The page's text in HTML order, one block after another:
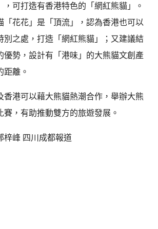
，可打造有香港特色的「網紅熊貓」。
「花花」是「頂流」，認為香港也可以
別之處，打造「網紅熊貓」；又建議結
優勢，設計有「港味」的大熊貓文創產
距離。
香港可以藉大熊貓熱潮合作，舉辦大熊
賽，有助推動雙方的旅遊發展。
梓峰 四川成都報道